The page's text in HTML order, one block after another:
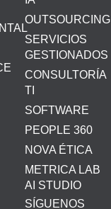
OUTSOURCING
SERVICIOS
GESTIONADOS
CONSULTORÍA
TI
SOFTWARE
PEOPLE 360
NOVA ÉTICA
METRICA LAB
AI STUDIO
SÍGUENOS